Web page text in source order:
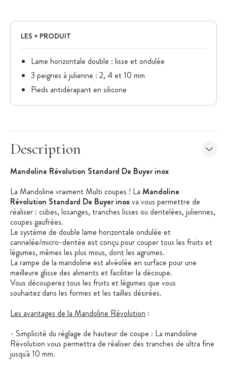
LES + PRODUIT
Lame horizontale double : lisse et ondulée
3 peignes à julienne : 2, 4 et 10 mm
Pieds antidérapant en silicone
Description
Mandoline Révolution Standard De Buyer inox
La Mandoline vraiment Multi coupes ! La Mandoline
Révolution Standard De Buyer inoxva vous permettre de
réaliser : cubes, losanges, tranches lisses ou dentelées, juliennes,
coupes gaufrées.
Le système de double lame horizontale ondulée et
cannelée/micro-dentée est conçu pour couper tous les fruits et
légumes, mêmes les plus mous, dont les agrumes.
La rampe de la mandoline est alvéolée en surface pour une
meilleure glisse des aliments et faciliter la découpe.
Vous découperez tous les fruits et légumes que vous
souhaitez dans les formes et les tailles désirées.
Les avantages de la Mandoline Révolution :
- Simplicité du réglage de hauteur de coupe : La mandoline
Révolution vous permettra de réaliser des tranches de ultra fine
jusqu'à 10 mm.